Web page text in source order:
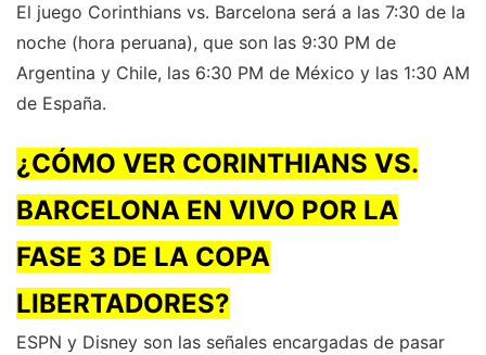
El juego Corinthians vs. Barcelona será a las 7:30 de la
noche (hora peruana), que son las 9:30 PM de
Argentina y Chile, las 6:30 PM de México y las 1:30 AM
de España.
¿CÓMO VER CORINTHIANS VS.
BARCELONA EN VIVO POR LA
FASE 3 DE LA COPA
LIBERTADORES?
ESPN y Disney son las señales encargadas de pasar